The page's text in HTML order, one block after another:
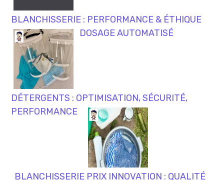
BLANCHISSERIE : PERFORMANCE & ÉTHIQUE
DOSAGE AUTOMATISÉ
DÉTERGENTS : OPTIMISATION, SÉCURITÉ,
PERFORMANCE
BLANCHISSERIE PRIX INNOVATION : QUALITÉ